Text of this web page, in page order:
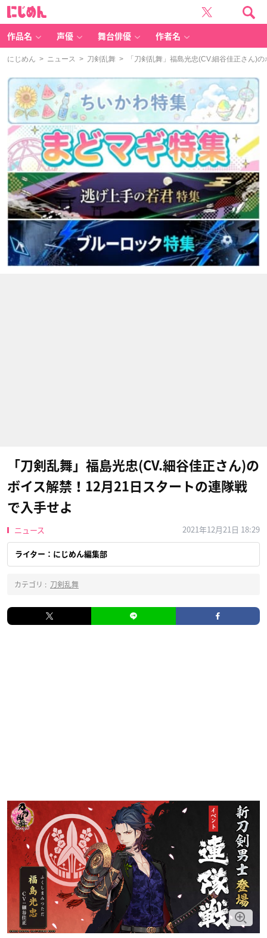
作品名 声優 舞台俳優 作者名
にじめん > ニュース > 刀剣乱舞 > 「刀剣乱舞」福島光忠(CV.細谷佳正さん)
「刀剣乱舞」福島光忠(CV.細谷佳正さん)の
ボイス解禁！12月21日スタートの連隊戦
で入手せよ
ニュース 2021年12月21日 18:29
ライター：にじめん編集部
カテゴリ : 刀剣乱舞